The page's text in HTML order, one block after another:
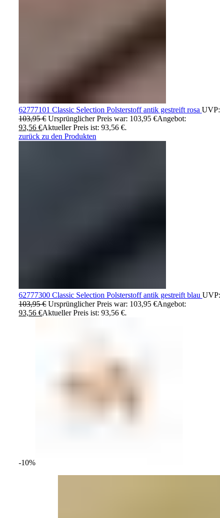
62777101 Classic Selection Polsterstoff antik gestreift rosa UVP:
103,95€ Ursprünglicher Preis war: 103,95 €Angebot:
93,56 €Aktueller Preis ist: 93,56 €.
zurück zu den Produkten
62777300 Classic Selection Polsterstoff antik gestreift blau UVP:
103,95€ Ursprünglicher Preis war: 103,95 €Angebot:
93,56 €Aktueller Preis ist: 93,56 €.
-10%